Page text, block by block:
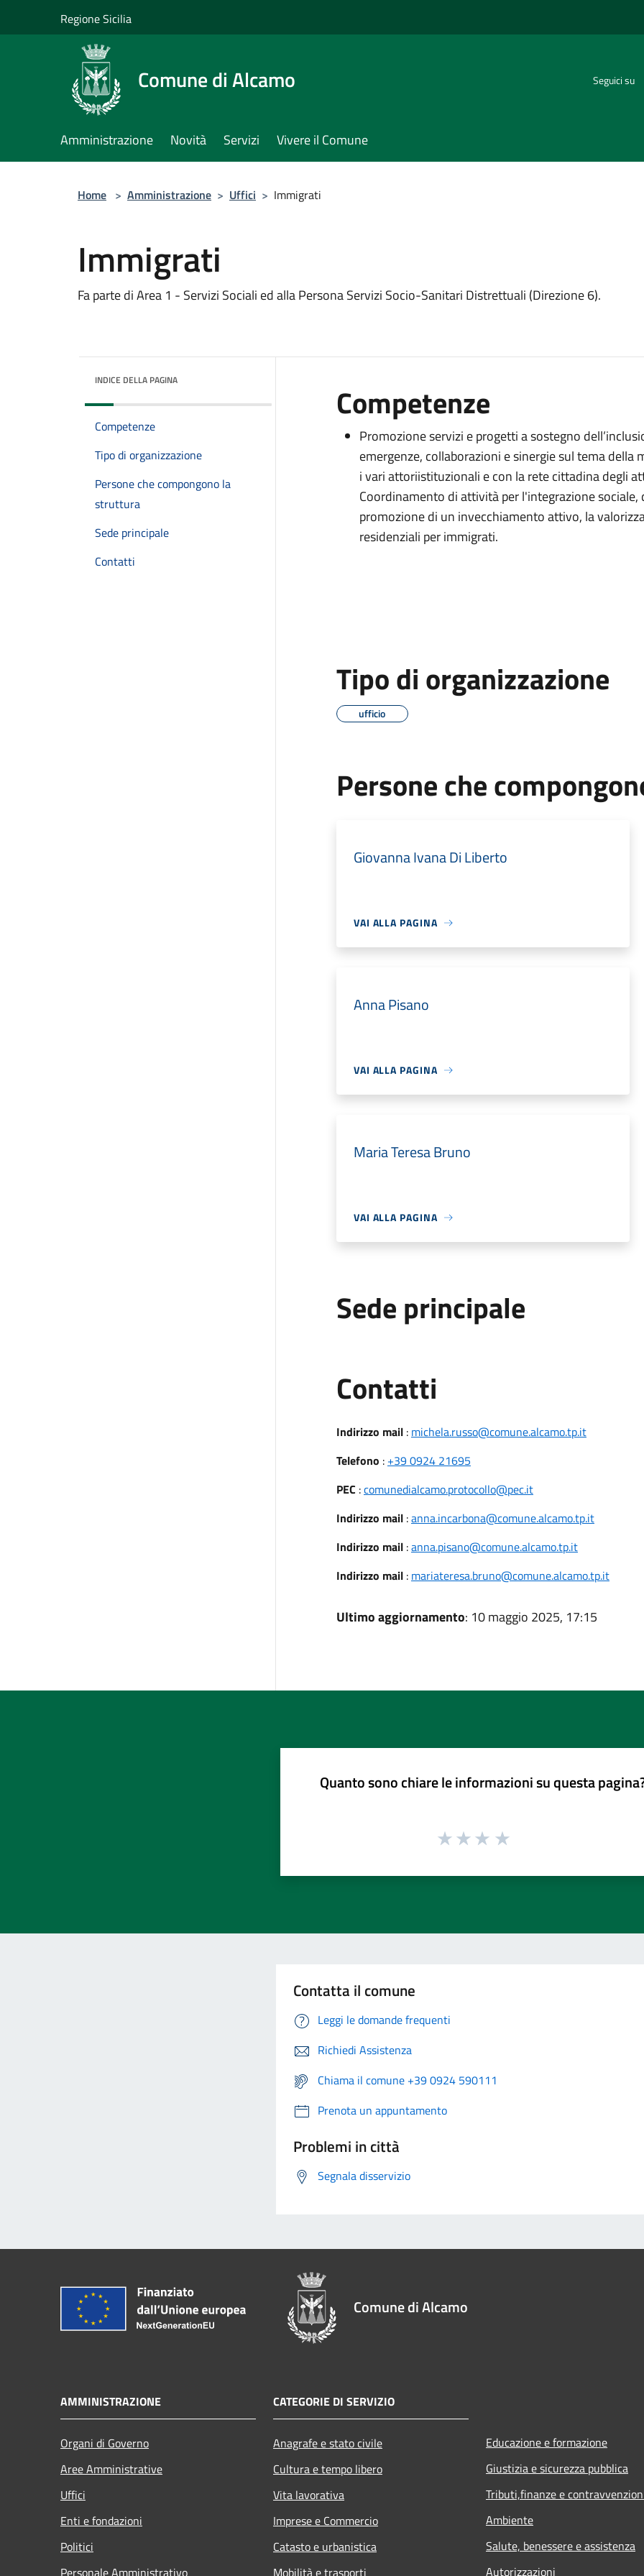
Regione Sicilia
Comune di Alcamo Seguici su
Amministrazione Novità Servizi Vivere il Comune
Home > Amministrazione > Uffici > Immigrati
Immigrati
Fa parte di Area 1 - Servizi Sociali ed alla Persona Servizi Socio-Sanitari Distrettuali (Direzione 6).
INDICE DELLA PAGINA
Competenze
Tipo di organizzazione
Persone che compongono la
struttura
Sede principale
Contatti
Competenze
Promozione servizi e progetti a sostegno
emergenze, collaborazioni e sinergie sul tema
i vari attoriistituzionali e con la rete cittadina degli
Coordinamento di attività per l'integrazione
promozione di un invecchiamento attivo, la
residenziali per immigrati.
Tipo di organizzazione
ufficio
Persone che
Giovanna Ivana Di Liberto
VAI ALLA PAGINA
Anna Pisano
VAI ALLA PAGINA
Maria Teresa Bruno
VAI ALLA PAGINA
Sede principale
Contatti
Indirizzo mail: michela.russo@comune.alcamo.tp.it
Telefono : +39 0924 21695
PEC :comunedialcamo.protocollo@pec.it
Indirizzo mail:anna.incarbona@comune.alcamo.tp.it
Indirizzo mail:anna.pisano@comune.alcamo.tp.it
Indirizzo mail: mariateresa.bruno@comune.alcamo.tp.it
Ultimo aggiornamento: 10 maggio 2025, 17:15
Quanto sono chiare le informazioni su questa
Contatta il comune
Leggi le domande frequenti
Richiedi Assistenza
Chiama il comune +39 0924 590111
Prenota un appuntamento
Problemi in città
Segnala disservizio
Comune di Alcamo
AMMINISTRAZIONE
Organi di Governo
Aree Amministrative
Uffici
Enti e fondazioni
Politici
Personale Amministrativo
CATEGORIE DI SERVIZIO
Anagrafe e stato civile
Cultura e tempo libero
Vita lavorativa
Imprese e Commercio
Catasto e urbanistica
Mobilità e trasporti
Educazione e formazione
Giustizia e sicurezza pubblica
Tributi,finanze e
Ambiente
Salute, benessere e assistenza
Autorizzazioni